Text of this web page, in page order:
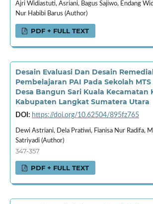
Ajri Widiastuti, Asriani, Bagus Sajiwo, Endang
Nur Habibi Barus (Author)
PDF + FULL TEXT
Desain Evaluasi Dan Desain
Pembelajaran PAI Pada Sekolah
Desa Bangun Sari Kuala Kecamatan
Kabupaten Langkat Sumatera Utara
DOI: https://doi.org/10.62504/895fz765
Dewi Astriani, Dela Pratiwi, Fianisa Nur Radifa,
Satriyadi (Author)
347-357
PDF + FULL TEXT